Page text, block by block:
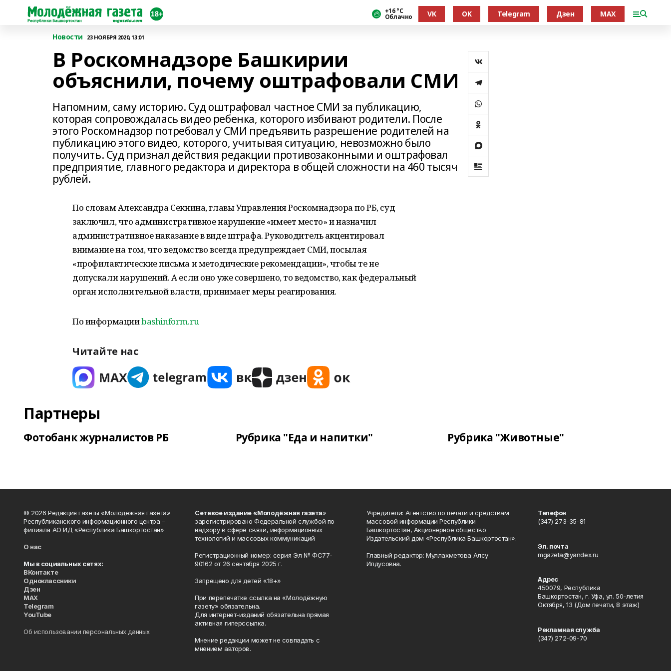
+16 °С
Облачно VK OK Telegram Дзен MAX
Новости 23 НОЯБРЯ 2020, 13:01
В Роскомнадзоре Башкирии
объяснили, почему оштрафовали СМИ
Напомним, саму историю. Суд оштрафовал частное СМИ за публикацию,
которая сопровождалась видео ребенка, которого избивают родители. После
этого Роскомнадзор потребовал у СМИ предъявить разрешение родителей на
публикацию этого видео, которого, учитывая ситуацию, невозможно было
получить. Суд признал действия редакции противозаконными и оштрафовал
предприятие, главного редактора и директора в общей сложности на 460 тысяч
рублей.
По словам Александра Секнина, главы Управления Роскомнадзора по РБ, суд
заключил, что административное нарушение «имеет место» и назначил
административное наказание в виде штрафа. Руководитель акцентировал
внимание на том, что ведомство всегда предупреждает СМИ, посылая
«профилактические письма и методические рекомендации», чтобы те не
допускали нарушений. А если оно уже совершено, то ведомство, как федеральный
орган исполнительной власти, принимает меры реагирования.
По информацииbashinform.ru
Читайте нас
Партнеры
Фотобанк журналистов РБ Рубрика "Еда и напитки" Рубрика "Животные"
© 2026 Редакция газеты «Молодёжная газета»
Республиканского информационного центра –
филиала АО ИД «Республика Башкортостан»
О нас
Мы в социальных сетях:
ВКонтакте
Одноклассники
Дзен
MAX
Telegram
YouTube
Об использовании персональных данных
Сетевое издание «Молодёжная газета»
зарегистрировано Федеральной службой по
надзору в сфере связи, информационных
технологий и массовых коммуникаций
Регистрационный номер: серия Эл № ФС77-
90162 от 26 сентября 2025 г.
Запрещено для детей «18+»
При перепечатке ссылка на «Молодёжную
газету» обязательна.
Для интернет-изданий обязательна прямая
активная гиперссылка.
Мнение редакции может не совпадать с
мнением авторов.
Учредители: Агентство по печати и средствам
массовой информации Республики
Башкортостан, Акционерное общество
Издательский дом «Республика Башкортостан».
Главный редактор: Муллахметова Алсу
Илдусовна.
Телефон
(347) 273-35-81
Эл. почта
mgazeta@yandex.ru
Адрес
450079, Республика
Башкортостан, г. Уфа, ул. 50-летия
Октября, 13 (Дом печати, 8 этаж)
Рекламная служба
(347) 272-09-70